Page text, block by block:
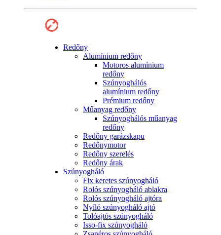
Redőny
Alumínium redőny
Motoros alumínium
redőny
Szúnyoghálós
alumínium redőny
Prémium redőny
Műanyag redőny
Szúnyoghálós műanyag
redőny
Redőny garázskapu
Redőnymotor
Redőny szerelés
Redőny árak
Szúnyogháló
Fix keretes szúnyogháló
Rolós szúnyogháló ablakra
Rolós szúnyogháló ajtóra
Nyíló szúnyogháló ajtó
Tolóajtós szúnyogháló
Isso-fix szúnyogháló